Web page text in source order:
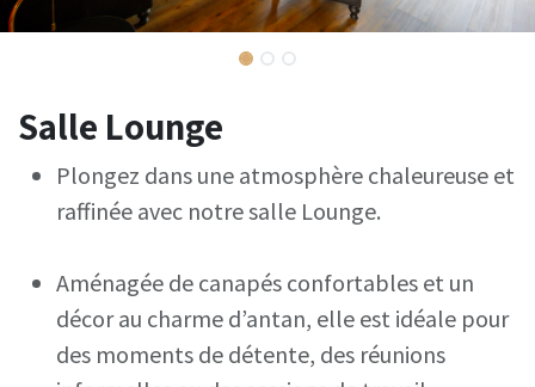
Salle Lounge
Plongez dans une atmosphère chaleureuse et
raffinée avec notre salle Lounge.
Aménagée de canapés confortables et un
décor au charme d’antan, elle est idéale pour
des moments de détente, des réunions